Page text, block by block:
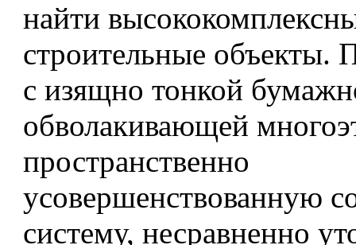
найти
строительные объекты.
с изящно тонкой
обволакивающей
пространственно
усовершенствованную
систему, несравненно